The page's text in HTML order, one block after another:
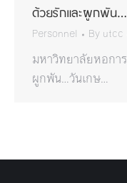
ด้วยรักและผูกพัน
Personnel By utcc
มหาวิทยาลัยหอกา
ผูกพัน…วันเกษ…